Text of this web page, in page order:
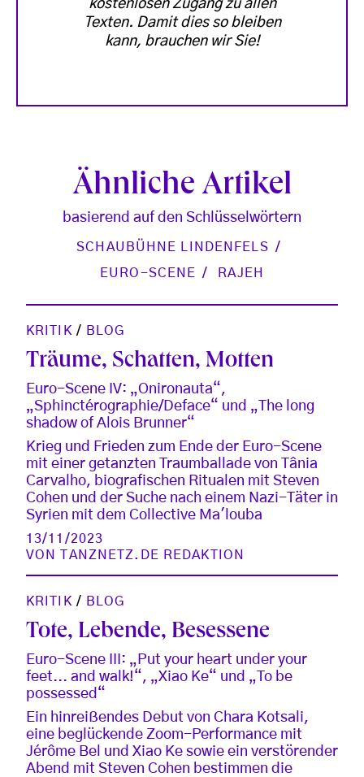
kostenlosen Zugang zu allen
Texten. Damit dies so bleiben
kann, brauchen wir Sie!
Ähnliche Artikel
basierend auf den Schlüsselwörtern
SCHAUBÜHNE LINDENFELS
EURO-SCENE
RAJEH
KRITIK / BLOG
Träume, Schatten, Motten
Euro-Scene IV: „Onironauta“,
„Sphinctérographie/Deface“ und „The long
shadow of Alois Brunner“
Krieg und Frieden zum Ende der Euro-Scene
mit einer getanzten Traumballade von Tânia
Carvalho, biografischen Ritualen mit Steven
Cohen und der Suche nach einem Nazi-Täter in
Syrien mit dem Collective Ma'louba
13/11/2023
VON
TANZNETZ.DE REDAKTION
KRITIK / BLOG
Tote, Lebende, Besessene
Euro-Scene III: „Put your heart under your
feet... and walk!“, „Xiao Ke“ und „To be
possessed“
Ein hinreißendes Debut von Chara Kotsali,
eine beglückende Zoom-Performance mit
Jérôme Bel und Xiao Ke sowie ein verstörender
Abend mit Steven Cohen bestimmen die